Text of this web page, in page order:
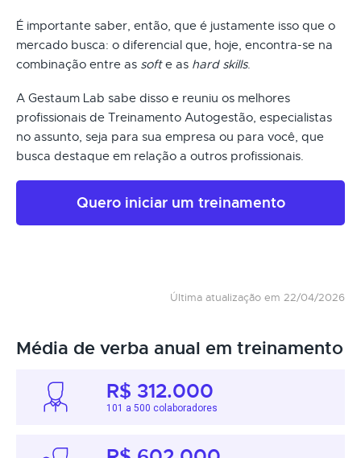
É importante saber, então, que é justamente isso que o
mercado busca: o diferencial que, hoje, encontra-se na
combinação entre as softe as hard skills.
A Gestaum Lab sabe disso e reuniu os melhores
profissionais de Treinamento Autogestão, especialistas
no assunto, seja para sua empresa ou para você, que
busca destaque em relação a outros profissionais.
Quero iniciar um treinamento
Última atualização em 22/04/2026
Média de verba anual em treinamento
R$ 312.000
101 a 500 colaboradores